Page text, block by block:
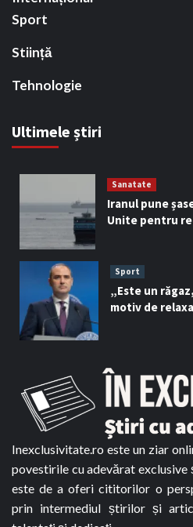
Sport
Stiință
Tehnologie
Ultimele știri
Sanatate
Iranul pune
Unite pentru
Sport
„Este un
motiv de
Inexclusivitate.ro este un ziar
povestirile cu adevărat exclusive
este de a oferi cititorilor o
prin intermediul știrilor și